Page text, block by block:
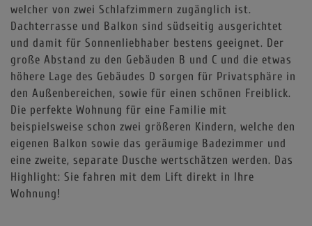
welcher von zwei Schlafzimmern zugänglich ist.
Dachterrasse und Balkon sind südseitig ausgerichtet
und damit für Sonnenliebhaber bestens geeignet. Der
große Abstand zu den Gebäuden B und C und die etwas
höhere Lage des Gebäudes D sorgen für Privatsphäre in
den Außenbereichen, sowie für einen schönen Freiblick.
Die perfekte Wohnung für eine Familie mit
beispielsweise schon zwei größeren Kindern, welche den
eigenen Balkon sowie das geräumige Badezimmer und
eine zweite, separate Dusche wertschätzen werden. Das
Highlight: Sie fahren mit dem Lift direkt in Ihre
Wohnung!